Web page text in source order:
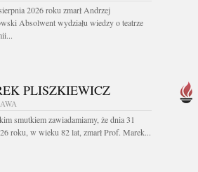
2026 roku zmarł Andrzej
Absolwent wydziału wiedzy o teatrze
PLISZKIEWICZ
smutkiem zawiadamiamy, że dnia 31
roku, w wieku 82 lat, zmarł Prof. Marek...